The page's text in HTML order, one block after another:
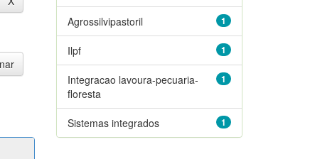
1
Agrossilvipastoril
1
Ilpf
1
Integracao lavoura-pecuaria-
floresta
1
Sistemas integrados